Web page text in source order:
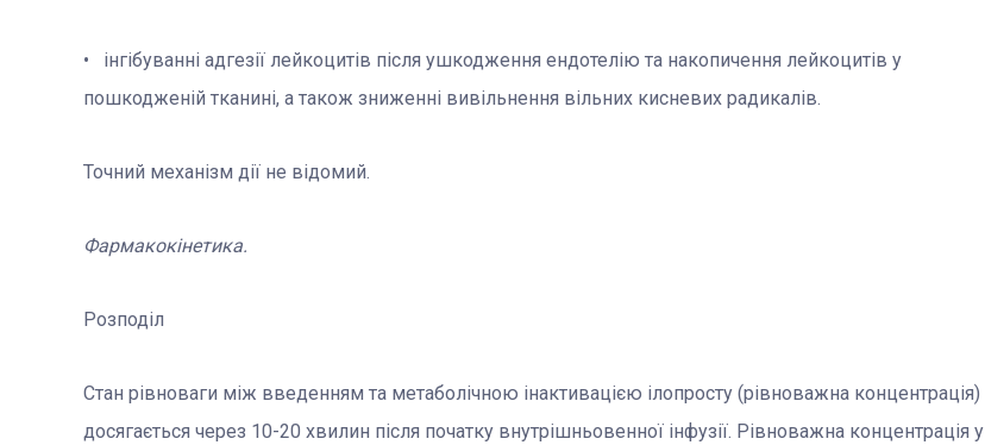
• інгібуванні адгезії лейкоцитів після ушкодження ендотелію та накопичення лейкоцитів у
пошкодженій тканині, а також зниженні вивільнення вільних кисневих радикалів.
Точний механізм дії не відомий.
Фармакокінетика.
Розподіл
Стан рівноваги між введенням та метаболічною інактивацією ілопросту (рівноважна концентрація)
досягається через 10-20 хвилин після початку внутрішньовенної інфузії. Рівноважна концентрація у